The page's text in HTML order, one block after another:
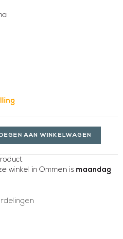
AAN WINKELWAGEN
winkel in Ommen is maandag